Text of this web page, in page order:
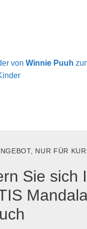
von Winnie Puuh
NUR FÜR
Sie sich